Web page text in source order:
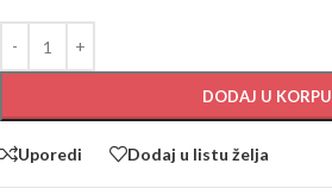
DODAJ U KORPU
Uporedi Dodaj u listu želja